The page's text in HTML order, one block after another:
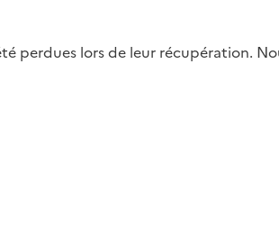
perdues lors de leur récupération.